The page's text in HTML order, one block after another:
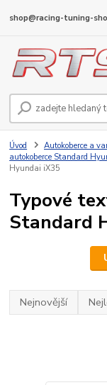
shop@racing-tuning-
Úvod Autokoberce a
autokoberce Standard
Hyundai iX35
Typové
Standard
Nejnovější